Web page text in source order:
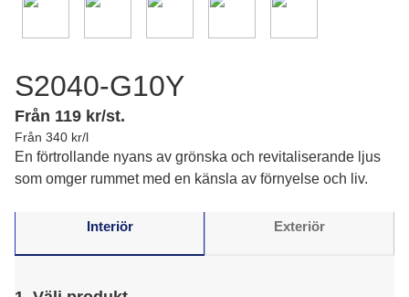
S2040-G10Y
Från 119 kr/st.
Från 340 kr/l
En förtrollande nyans av grönska och revitaliserande ljus
som omger rummet med en känsla av förnyelse och liv.
Interiör Exteriör